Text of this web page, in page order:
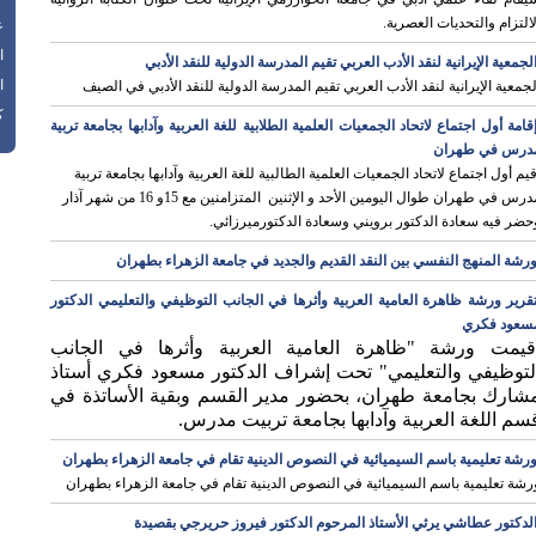
والتحديات العصرية.
الجمعية الإيرانية لنقد الأدب العربي تقيم المدرسة الدولية للنقد الأدبي
الإيرانية لنقد الأدب العربي تقيم المدرسة الدولية للنقد الأدبي في الصيف
إقامة أول اجتماع لاتحاد الجمعيات العلمية الطلابية للغة العربية وآدابها بجامعة تربية
في طهران
أول اجتماع لاتحاد الجمعيات العلمية الطالبية للغة العربية وآدابها بجامعة تربية
مدرس في طهران طوال اليومين الأحد و الإثنين المتزامنين مع 15و 16 من شهر آذار
فيه سعادة الدكتور برويني وسعادة الدكتورميرزائي.
ورشة المنهج النفسي بين النقد القديم والجديد في جامعة الزهراء بطهران
تقرير ورشة ظاهرة العامیة العربیة وأثرها في الجانب التوظیفي والتعلیمي الدكتور
فكري
ورشة "ظاهرة العامیة العربیة وأثرها في الجانب
والتعلیمي" تحت إشراف الدكتور مسعود فكري أستاذ
بجامعة طهران، بحضور مدير القسم وبقیة الأساتذة في
اللغة العربیة وآدابها بجامعة تربیت مدرس.
ورشة تعليمية باسم السيميائية في النصوص الدينية تقام في جامعة الزهراء بطهران
تعليمية باسم السيميائية في النصوص الدينية تقام في جامعة الزهراء بطهران
الدكتور عطاشي يرثي الأستاذ المرحوم الدكتور فيروز حريرجي بقصيدة